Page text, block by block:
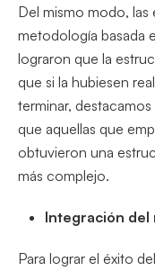
Del mismo modo, las
metodología basada
lograron que la
que si la hubiesen
terminar,
que aquellas que
obtuvieron una
más complejo.
Integración del
Para lograr el éxito